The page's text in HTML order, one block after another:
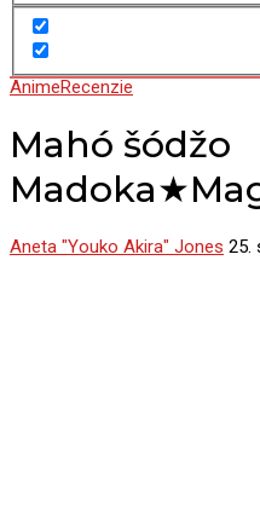
AnimeRecenzie
Mahó šódžo
Aneta "Youko Akira" Jones 25.